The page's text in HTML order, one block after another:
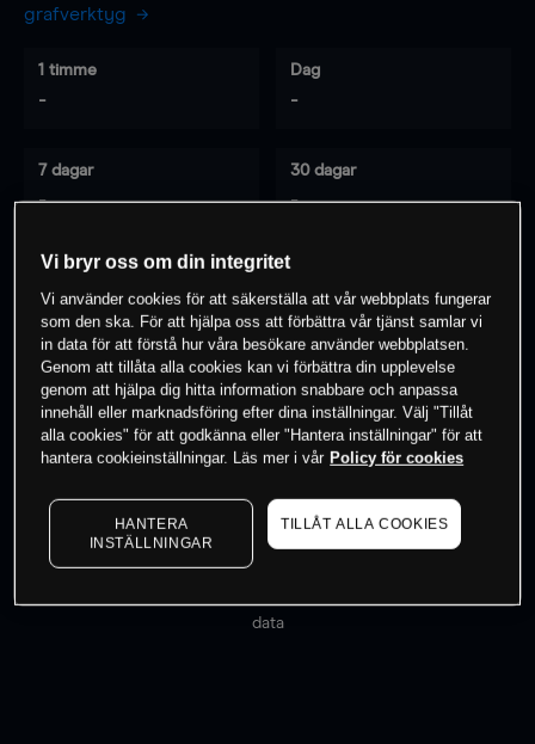
grafverktyg
1 timme
-
Dag
-
7 dagar
-
30 dagar
-
0% av kunderna har enposition i detta
instrument
Börja handla
Priserna är endast vägledande.
data
Vi bryr oss om din integritet
Vi använder cookies för att säkerställa att vår webbplats fungerar
som den ska. För att hjälpa oss att förbättra vår tjänst samlar vi
in data för att förstå hur våra besökare använder webbplatsen.
Genom att tillåta alla cookies kan vi förbättra din upplevelse
genom att hjälpa dig hitta information snabbare och anpassa
innehåll eller marknadsföring efter dina inställningar. Välj "Tillåt
alla cookies" för att godkänna eller "Hantera inställningar" för att
hantera cookieinställningar. Läs mer i vår Policy för cookies
HANTERA
INSTÄLLNINGAR
TILLÅT ALLA COOKIES